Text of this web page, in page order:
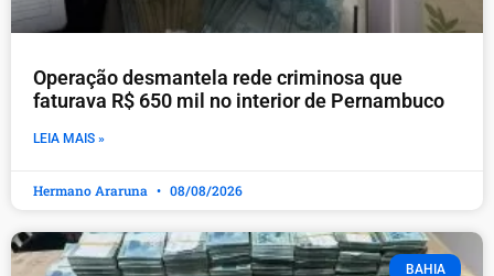
Operação desmantela rede criminosa que
faturava R$ 650 mil no interior de Pernambuco
LEIA MAIS »
Hermano Araruna 08/08/2026
BAHIA